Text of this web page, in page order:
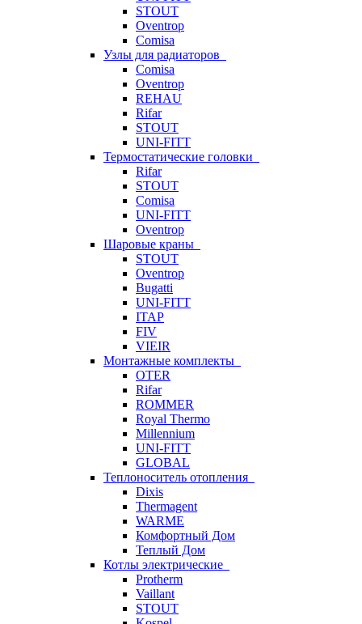
STOUT
Oventrop
Comisa
Узлы для радиаторов
Comisa
Oventrop
REHAU
Rifar
STOUT
UNI-FITT
Термостатические головки
Rifar
STOUT
Comisa
UNI-FITT
Oventrop
Шаровые краны
STOUT
Oventrop
Bugatti
UNI-FITT
ITAP
FIV
VIEIR
Монтажные комплекты
OTER
Rifar
ROMMER
Royal Thermo
Millennium
UNI-FITT
GLOBAL
Теплоноситель отопления
Dixis
Thermagent
WARME
Комфортный Дом
Теплый Дом
Котлы электрические
Protherm
Vaillant
STOUT